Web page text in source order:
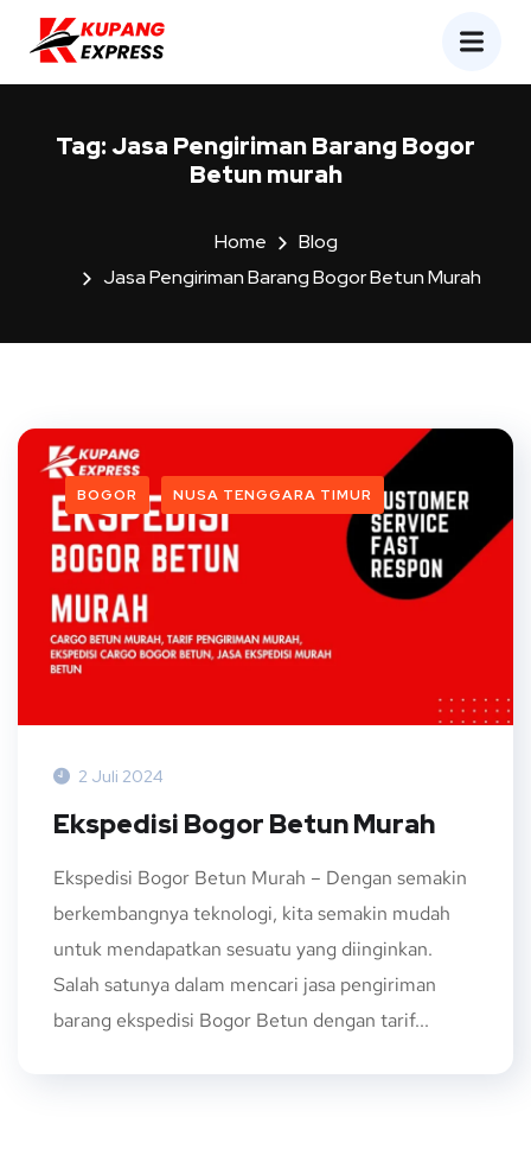
Tag:Jasa Pengiriman Barang Bogor
Betun murah
Home
Blog
Jasa Pengiriman Barang Bogor Betun Murah
BOGOR NUSA TENGGARA TIMUR
2 Juli 2024
Ekspedisi Bogor Betun Murah
Ekspedisi Bogor Betun Murah – Dengan semakin
berkembangnya teknologi, kita semakin mudah
untuk mendapatkan sesuatu yang diinginkan.
Salah satunya dalam mencari jasa pengiriman
barang ekspedisi Bogor Betun dengan tarif...